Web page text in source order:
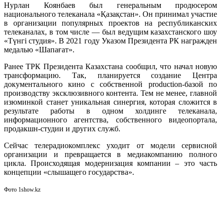
Нурлан Коянбаев был генеральным продюсером
национального телеканала «Қазақстан». Он принимал участие
в организации популярных проектов на республиканских
телеканалах, в том числе — был ведущим казахстанского шоу
«Түнгі студия». В 2021 году Указом Президента РК награжден
медалью «Шапағат».
Ранее ТРК Президента Казахстана сообщил, что начал новую
трансформацию. Так, планируется создание Центра
документального кино с собственной production-базой по
производству эксклюзивного контента. Тем не менее, главной
изюминкой станет уникальная синергия, которая сложится в
результате работы в одном холдинге телеканала,
информационного агентства, собственного видеопортала,
продакшн-студии и других служб.
Сейчас телерадиокомплекс уходит от модели сервисной
организации и превращается в медиакомпанию полного
цикла. Происходящая модернизация компании – это часть
концепции «слышащего государства».
Фото 1show.kz